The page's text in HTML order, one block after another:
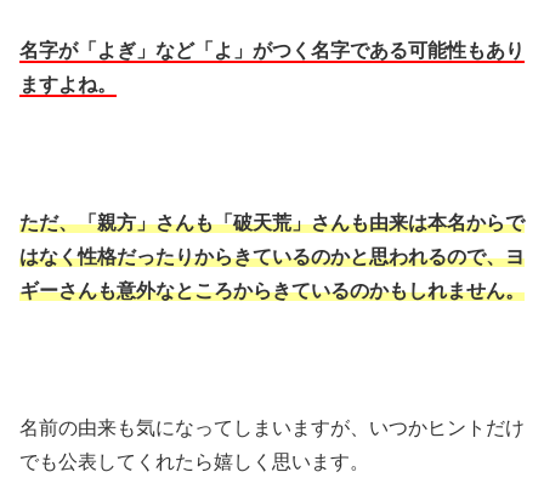
名字が「よぎ」など「よ」がつく名字である可能性もあり
ますよね。
ただ、「親方」さんも「破天荒」さんも由来は本名からで
はなく性格だったりからきているのかと思われるので、ヨ
ギーさんも意外なところからきているのかもしれません。
名前の由来も気になってしまいますが、いつかヒントだけ
でも公表してくれたら嬉しく思います。